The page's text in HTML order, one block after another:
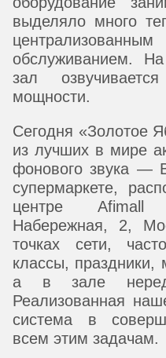
выделяло много
обслуживанием.
зал
мощности.
Сегодня «Золотое
из лучших в мире
фонового звука —
супермаркете,
центре Afimall
Набережная, 2,
точках сети,
классы, праздники,
а в зале
Реализованная
система в
всем этим задачам.